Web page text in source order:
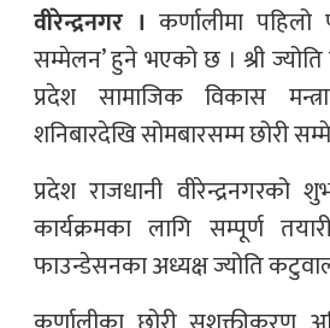
वीरेन्द्रनगर । कर्णालीमा
सम्मेलन’ हुने भएको छ । श्री
प्रदेश सामाजिक विकास
शनिबारदेखि सोमबारसम्म छोरी
प्रदेश राजधानी
कार्यक्रमका लागि सम्पूर्ण
फाउन्डेसनका अध्यक्ष ज्योति